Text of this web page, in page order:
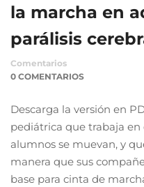
la marcha en
parálisis
Comentarios
0 COMENTARIOS
Descarga la versión en
pediátrica que trabaja en
alumnos se muevan, y
manera que sus
base para cinta de